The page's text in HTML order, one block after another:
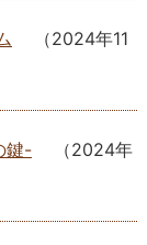
（2024年11
鍵- （2024年